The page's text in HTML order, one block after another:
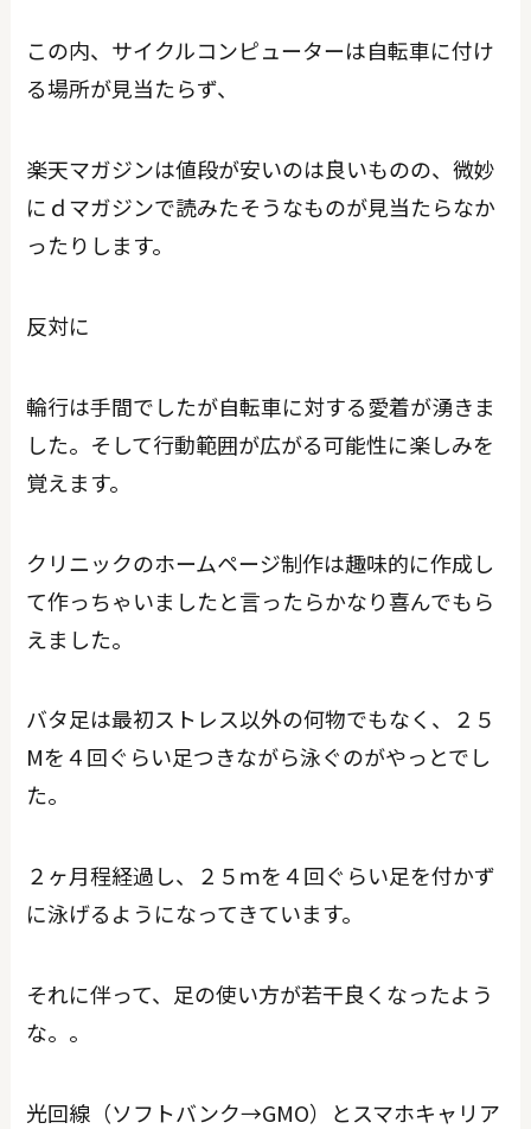
この内、サイクルコンピューターは自転車に付け
る場所が見当たらず、
楽天マガジンは値段が安いのは良いものの、微妙
にｄマガジンで読みたそうなものが見当たらなか
ったりします。
反対に
輪行は手間でしたが自転車に対する愛着が湧きま
した。そして行動範囲が広がる可能性に楽しみを
覚えます。
クリニックのホームページ制作は趣味的に作成し
て作っちゃいましたと言ったらかなり喜んでもら
えました。
バタ足は最初ストレス以外の何物でもなく、２５
Mを４回ぐらい足つきながら泳ぐのがやっとでし
た。
２ヶ月程経過し、２５ｍを４回ぐらい足を付かず
に泳げるようになってきています。
それに伴って、足の使い方が若干良くなったよう
な。。
光回線（ソフトバンク→GMO）とスマホキャリア